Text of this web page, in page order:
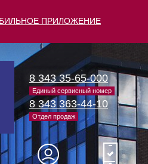
ПРИЛОЖЕНИЕ
8 343 35-65-000
Единый сервисный номер
8 343 363-44-10
Отдел продаж